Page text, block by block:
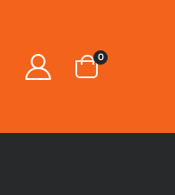
0